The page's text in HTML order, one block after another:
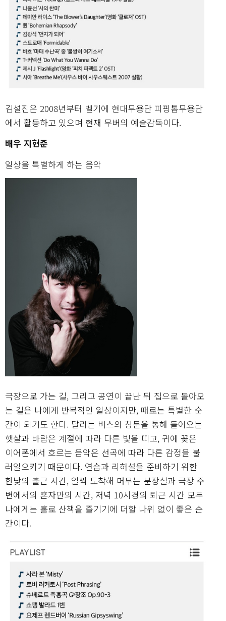
김설진은 2008년부터 벨기에 현대무용단 피핑톰무용단
에서 활동하고 있으며 현재 무버의 예술감독이다.
배우 지현준
일상을 특별하게 하는 음악
극장으로 가는 길, 그리고 공연이 끝난 뒤 집으로 돌아오
는 길은 나에게 반복적인 일상이지만, 때로는 특별한 순
간이 되기도 한다. 달리는 버스의 창문을 통해 들어오는
햇살과 바람은 계절에 따라 다른 빛을 띠고, 귀에 꽂은
이어폰에서 흐르는 음악은 선곡에 따라 다른 감정을 불
러일으키기 때문이다. 연습과 리허설을 준비하기 위한
한낮의 출근 시간, 일찍 도착해 머무는 분장실과 극장 주
변에서의 혼자만의 시간, 저녁 10시경의 퇴근 시간 모두
나에게는 홀로 산책을 즐기기에 더할 나위 없이 좋은 순
간이다.